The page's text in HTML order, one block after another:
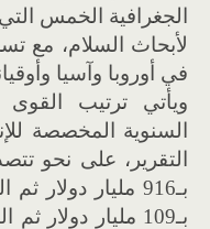
الجغرافية الخمس
لأبحاث السلام، مع
في أوروبا وآسيا
ويأتي ترتيب
السنوية المخصصة
التقرير، على نحو